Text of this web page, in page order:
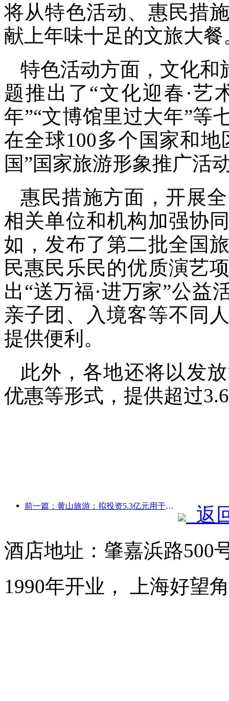
将从特色活动、惠民措
献上年味十足的文旅大餐
特色活动方面，文化和
题推出了“文化迎春·艺
年”“文博馆里过大年”等
在全球100多个国家和
国”国家旅游形象推广活
惠民措施方面，开展
相关单位和机构加强协
如，发布了第二批全国
民惠民乐民的优质演艺
出“送万福·进万家”公益
亲子团、入境客等不同
提供便利。
此外，各地还将以发
优惠等形式，提供超过
前一篇：黄山旅游：拟投资5.3亿元用于酒店改造
返
酒店地址：肇嘉浜路500
1990年开业， 上海好